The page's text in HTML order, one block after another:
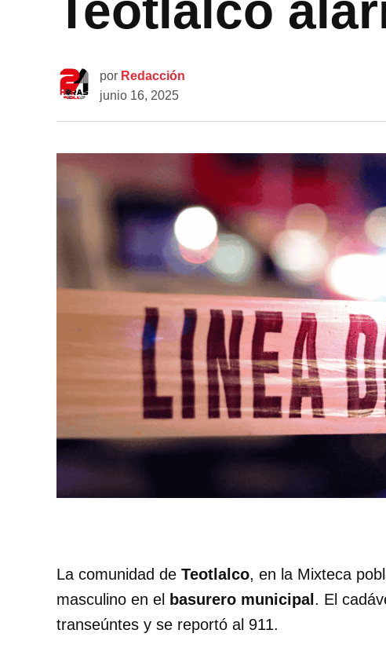
por Redacción
junio 16, 2025
La comunidad de Teotlalco, en la Mixteca
masculino en el
basurero municipal . El
transeúntes y se reportó al 911.